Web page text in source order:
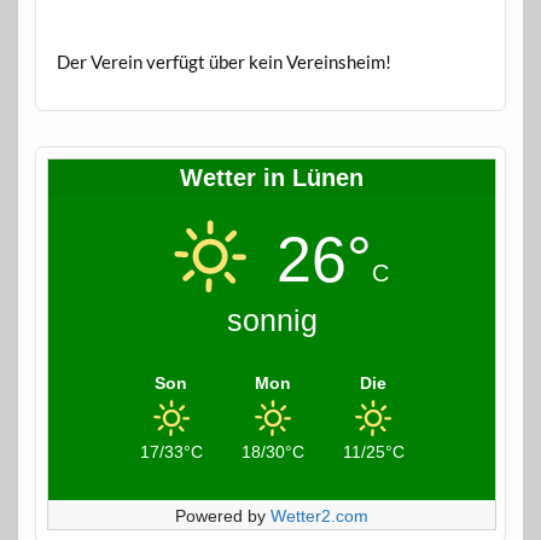
Der Verein verfügt über kein Vereinsheim!
Wetter in Lünen
26°C
sonnig
Son
17/33°C
Mon
18/30°C
Die
11/25°C
Powered by Wetter2.com